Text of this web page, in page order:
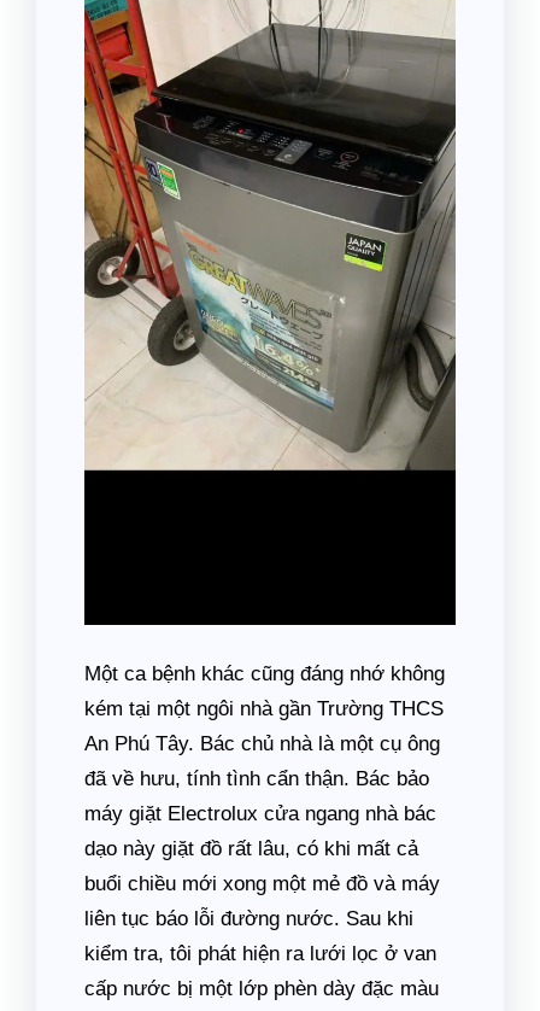
Một ca bệnh khác cũng đáng nhớ không
kém tại một ngôi nhà gần Trường THCS
An Phú Tây. Bác chủ nhà là một cụ ông
đã về hưu, tính tình cẩn thận. Bác bảo
máy giặt Electrolux cửa ngang nhà bác
dạo này giặt đồ rất lâu, có khi mất cả
buổi chiều mới xong một mẻ đồ và máy
liên tục báo lỗi đường nước. Sau khi
kiểm tra, tôi phát hiện ra lưới lọc ở van
cấp nước bị một lớp phèn dày đặc màu